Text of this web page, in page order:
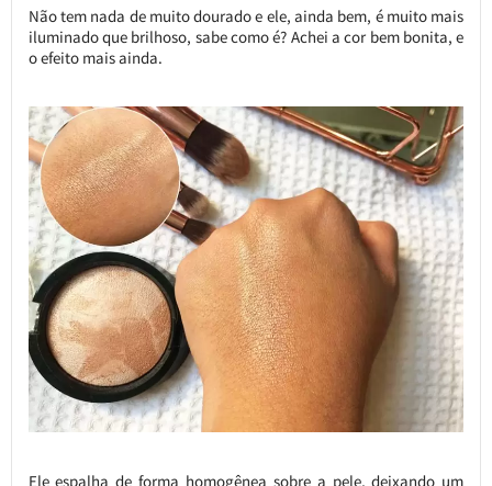
Não tem nada de muito dourado e ele, ainda bem, é muito mais
iluminado que brilhoso, sabe como é? Achei a cor bem bonita, e
o efeito mais ainda.
Ele espalha de forma homogênea sobre a pele, deixando um